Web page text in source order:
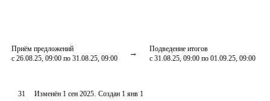
Приём предложений
с 26.08.25, 09:00 по 31.08.25, 09:00
Подведение итогов
с 31.08.25, 09:00 по 01.09.25, 09:00
31 Изменён 1 сен 2025. Создан 1 янв 1